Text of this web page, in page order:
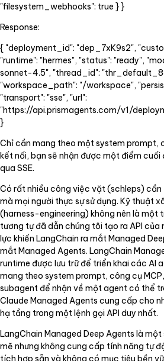
"filesystem_webhooks": true } }
Response:
{ "deployment_id": "dep_7xK9s2",
"runtime": "hermes", "status": "ready",
sonnet-4.5", "thread_id":
"workspace_path": "/workspace",
"transport": "sse", "url":
"https://api.prismagents.com/v1/
}
Chỉ cần mang theo một system prompt,
kết nối, bạn sẽ nhận được một điểm
qua SSE.
Có rất nhiều công việc vặt (schleps)
mà mọi người thực sự sử dụng. Kỹ thuật
(harness-engineering) không nên là một
tương tự đã dẫn chúng tôi tạo ra API của
lực khiến LangChain ra mắt Managed
mắt Managed Agents. LangChain
runtime được lưu trữ để triển khai các AI
mang theo system prompt, công cụ
subagent để nhận về một agent có thể
Claude Managed Agents cung cấp cho
hạ tầng trong một lệnh gọi API duy nhất.
LangChain Managed Deep Agents là
mẽ nhưng không cung cấp tính năng tự
tích hợp sẵn và không có mục tiêu bền